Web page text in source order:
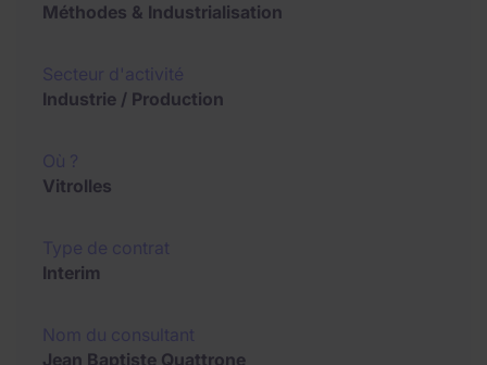
Méthodes & Industrialisation
Industrie / Production
Vitrolles
Interim
Jean Baptiste Quattrone